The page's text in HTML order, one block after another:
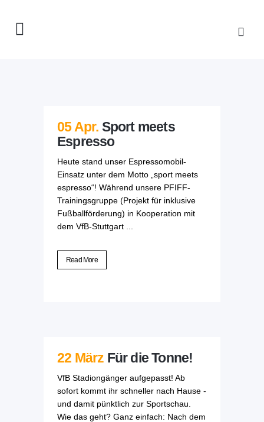
05 Apr. Sport meets
Espresso
Heute stand unser Espressomobil-
Einsatz unter dem Motto „sport meets
espresso“! Während unsere PFIFF-
Trainingsgruppe (Projekt für inklusive
Fußballförderung) in Kooperation mit
dem VfB-Stuttgart ...
Read More
22 März Für die Tonne!
VfB Stadiongänger aufgepasst! Ab
sofort kommt ihr schneller nach Hause -
und damit pünktlich zur Sportschau.
Wie das geht? Ganz einfach: Nach dem